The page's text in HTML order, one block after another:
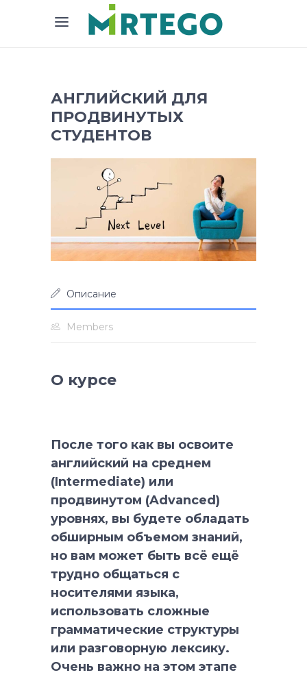
АНГЛИЙСКИЙ ДЛЯ
ПРОДВИНУТЫХ
СТУДЕНТОВ
Описание
Members
О курсе
После того как вы освоите
английский на среднем
(Intermediate) или
продвинутом (Advanced)
уровнях, вы будете обладать
обширным объемом знаний,
но вам может быть всё ещё
трудно общаться с
носителями языка,
использовать сложные
грамматические структуры
или разговорную лексику.
Очень важно на этом этапе